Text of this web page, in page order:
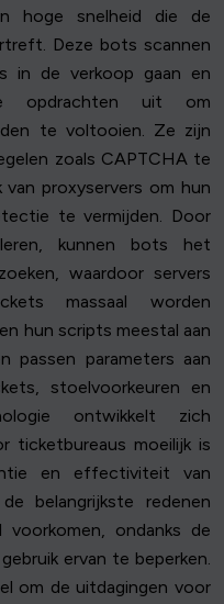
hoge snelheid die de
Deze bots scannen
in de verkoop gaan en
opdrachten uit om
te voltooien. Ze zijn
zoals CAPTCHA te
van proxyservers om hun
te vermijden. Door
kunnen bots het
waardoor servers
massaal worden
hun scripts meestal aan
passen parameters aan
stoelvoorkeuren en
ontwikkelt zich
ticketbureaus moeilijk is
en effectiviteit van
belangrijkste redenen
ondanks de
ervan te beperken.
om de uitdagingen voor